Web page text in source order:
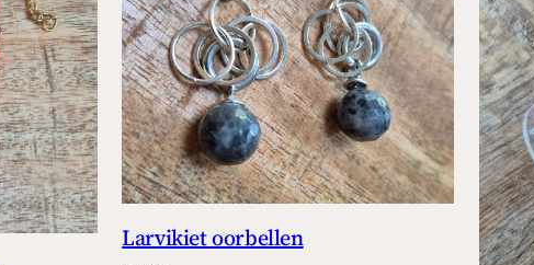
Larvikiet oorbellen